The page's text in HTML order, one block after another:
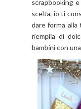
scrapbooking
scelta, io ti
dare forma
riempila di
bambini con